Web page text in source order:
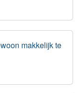
makkelijk te